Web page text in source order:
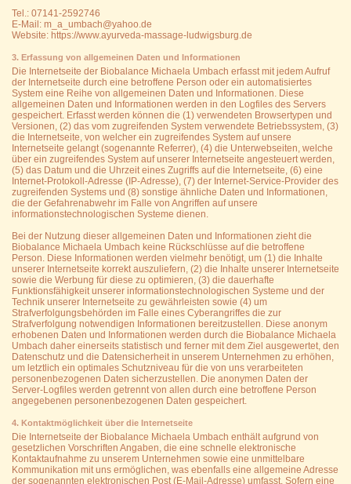
Tel.: 07141-2592746
E-Mail: m_a_umbach@yahoo.de
Website: https://www.ayurveda-massage-ludwigsburg.de
3. Erfassung von allgemeinen Daten und Informationen
Die Internetseite der Biobalance Michaela Umbach erfasst mit jedem Aufruf
der Internetseite durch eine betroffene Person oder ein automatisiertes
System eine Reihe von allgemeinen Daten und Informationen. Diese
allgemeinen Daten und Informationen werden in den Logfiles des Servers
gespeichert. Erfasst werden können die (1) verwendeten Browsertypen und
Versionen, (2) das vom zugreifenden System verwendete Betriebssystem, (3)
die Internetseite, von welcher ein zugreifendes System auf unsere
Internetseite gelangt (sogenannte Referrer), (4) die Unterwebseiten, welche
über ein zugreifendes System auf unserer Internetseite angesteuert werden,
(5) das Datum und die Uhrzeit eines Zugriffs auf die Internetseite, (6) eine
Internet-Protokoll-Adresse (IP-Adresse), (7) der Internet-Service-Provider des
zugreifenden Systems und (8) sonstige ähnliche Daten und Informationen,
die der Gefahrenabwehr im Falle von Angriffen auf unsere
informationstechnologischen Systeme dienen.
Bei der Nutzung dieser allgemeinen Daten und Informationen zieht die
Biobalance Michaela Umbach keine Rückschlüsse auf die betroffene
Person. Diese Informationen werden vielmehr benötigt, um (1) die Inhalte
unserer Internetseite korrekt auszuliefern, (2) die Inhalte unserer Internetseite
sowie die Werbung für diese zu optimieren, (3) die dauerhafte
Funktionsfähigkeit unserer informationstechnologischen Systeme und der
Technik unserer Internetseite zu gewährleisten sowie (4) um
Strafverfolgungsbehörden im Falle eines Cyberangriffes die zur
Strafverfolgung notwendigen Informationen bereitzustellen. Diese anonym
erhobenen Daten und Informationen werden durch die Biobalance Michaela
Umbach daher einerseits statistisch und ferner mit dem Ziel ausgewertet, den
Datenschutz und die Datensicherheit in unserem Unternehmen zu erhöhen,
um letztlich ein optimales Schutzniveau für die von uns verarbeiteten
personenbezogenen Daten sicherzustellen. Die anonymen Daten der
Server-Logfiles werden getrennt von allen durch eine betroffene Person
angegebenen personenbezogenen Daten gespeichert.
4. Kontaktmöglichkeit über die Internetseite
Die Internetseite der Biobalance Michaela Umbach enthält aufgrund von
gesetzlichen Vorschriften Angaben, die eine schnelle elektronische
Kontaktaufnahme zu unserem Unternehmen sowie eine unmittelbare
Kommunikation mit uns ermöglichen, was ebenfalls eine allgemeine Adresse
der sogenannten elektronischen Post (E-Mail-Adresse) umfasst. Sofern eine